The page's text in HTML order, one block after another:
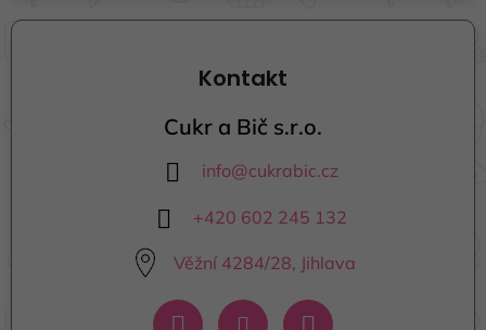
Kontakt
Cukr a Bič s.r.o.
info@cukrabic.cz
+420 602 245 132
Věžní 4284/28, Jihlava